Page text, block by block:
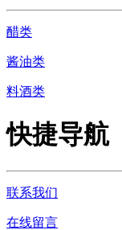
醋类
酱油类
料酒类
快捷导航
联系我们
在线留言